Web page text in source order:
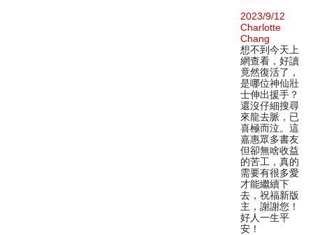
2023/9/12
Charlotte
Chang
想不到今天上
網查看，好讀
竟然復活了，
是哪位神仙壯
士伸出援手？
還沒仔細搜尋
來龍去脈，已
喜極而泣。這
嘉惠眾多書友
但卻無啥收益
的苦工，真的
需要有很多愛
才能繼續下
去，祝福新版
主，謝謝您！
好人一生平
安！